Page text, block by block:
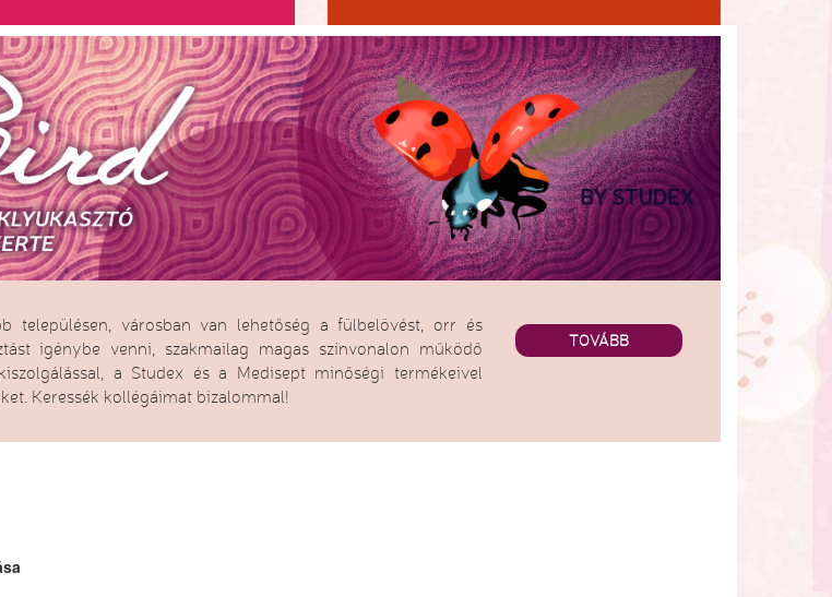
településen, városban van lehetőség a fülbelövést, orr és
igénybe venni, szakmailag magas színvonalon működő
a Studex és a Medisept minőségi termékeivel
Keressék kollégáimat bizalommal!
TOVÁBB